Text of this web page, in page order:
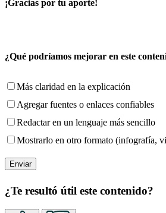
¡Gracias por tu aporte!
¿Qué podríamos mejorar en este
Más claridad en la explicación
Agregar fuentes o enlaces confiables
Redactar en un lenguaje más sencillo
Mostrarlo en otro formato (infografía,
¿Te resultó útil este contenido?